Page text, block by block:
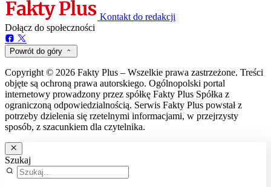
Kontakt do redakcji
Dołącz do społeczności
Powrót do góry
Copyright © 2026 Fakty Plus – Wszelkie prawa zastrzeżone. Treści
objęte są ochroną prawa autorskiego. Ogólnopolski portal
internetowy prowadzony przez spółkę Fakty Plus Spółka z
ograniczoną odpowiedzialnością. Serwis Fakty Plus powstał z
potrzeby dzielenia się rzetelnymi informacjami, w przejrzysty
sposób, z szacunkiem dla czytelnika.
Szukaj